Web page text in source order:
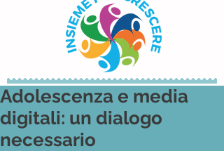
Adolescenza e media
digitali: un dialogo
necessario